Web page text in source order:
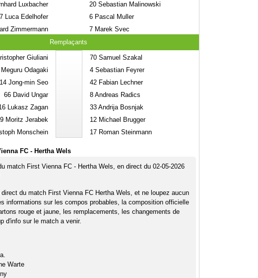
Luxbacher
Luca Edelhofer
Zimmermann
20Sebastian Malinowski
6Pascal Muller
7Marek Svec
Remplaçants
Giuliani
Odagaki
14Jong-min Seo
66David Ungar
Lukasz Zagan
Moritz Jerabek
Monschein
70Samuel Szakal
4Sebastian Feyrer
42Fabian Lechner
8Andreas Radics
33Andrija Bosnjak
12Michael Brugger
17Roman Steinmann
FC - Hertha Wels
match First Vienna FC - Hertha Wels, en direct du 02-05-2026
du match First Vienna FC Hertha Wels, et ne loupez aucun
informations sur les compos probables, la composition officielle
rouge et jaune, les remplacements, les changements de
d'info sur le match a venir.
Warte